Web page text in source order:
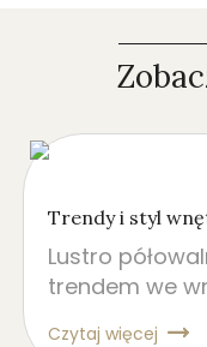
Trendy i styl
Lustro
trendem we
Czytaj więcej